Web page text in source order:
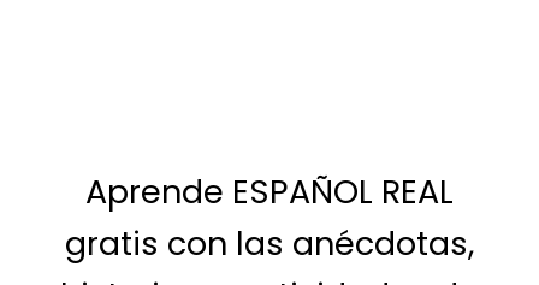
Aprende ESPAÑOL REAL
gratis con las anécdotas,